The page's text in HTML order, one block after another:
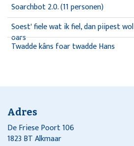
Soarchbot 2.0. (11 personen)
Soest' fiele wat ik fiel, dan piipest wol
oars
Twadde kâns foar twadde Hans
Adres
De Friese Poort 106
1823 BT Alkmaar